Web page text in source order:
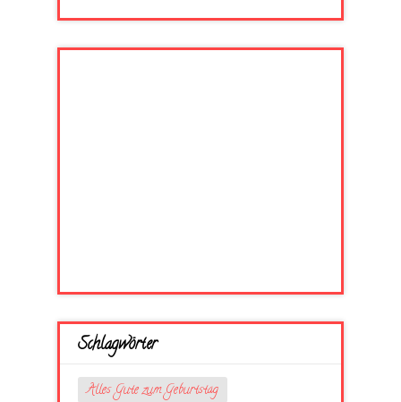
Schlagwörter
Alles Gute zum Geburtstag